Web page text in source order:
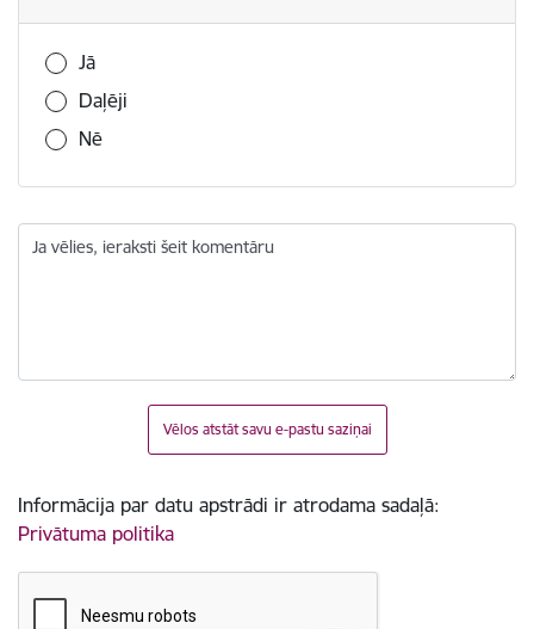
Vai šī informācija bija noderīga?
Jā
Daļēji
Nē
Ja vēlies, ieraksti šeit komentāru
Vēlos atstāt savu e-pastu saziņai
Informācija par datu apstrādi ir atrodama sadaļā:
Privātuma politika